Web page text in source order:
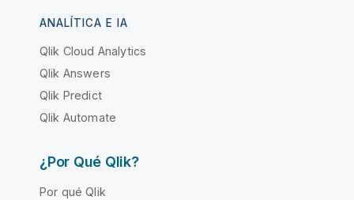
ANALÍTICA E IA
Qlik Cloud Analytics
Qlik Answers
Qlik Predict
Qlik Automate
¿Por Qué Qlik?
Por qué Qlik